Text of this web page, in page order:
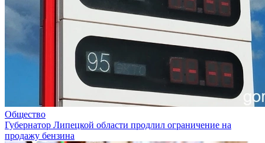
Общество
Губернатор Липецкой области продлил ограничение на
продажу бензина